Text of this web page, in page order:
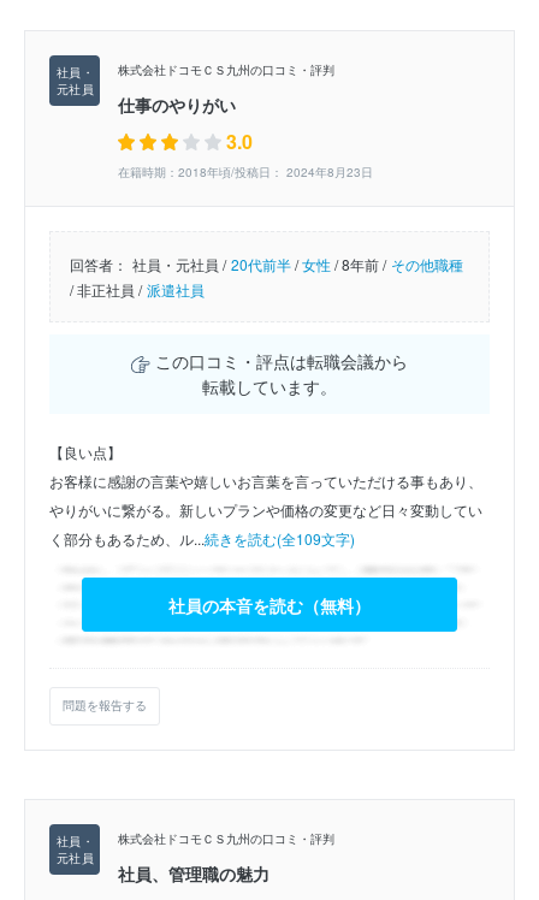
株式会社ドコモＣＳ九州の口コミ・評判
仕事のやりがい
3.0
在籍時期：2018年頃/投稿日： 2024年8月23日
回答者： 社員・元社員 / 20代前半/女性/8年前 / その他職種
/非正社員 / 派遣社員
この口コミ・評点は転職会議から
転載しています。
【良い点】
お客様に感謝の言葉や嬉しいお言葉を言っていただける事もあり、
やりがいに繋がる。新しいプランや価格の変更など日々変動してい
く部分もあるため、ル...続きを読む(全109文字)
社員の本音を読む（無料）
問題を報告する
株式会社ドコモＣＳ九州の口コミ・評判
社員、管理職の魅力